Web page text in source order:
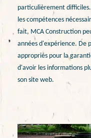
particulièrement
les compétences
fait, MCA Construction
années d'expérience. De
appropriés pour la
d'avoir les informations
son site web.